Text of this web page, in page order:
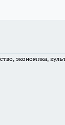
экономика,